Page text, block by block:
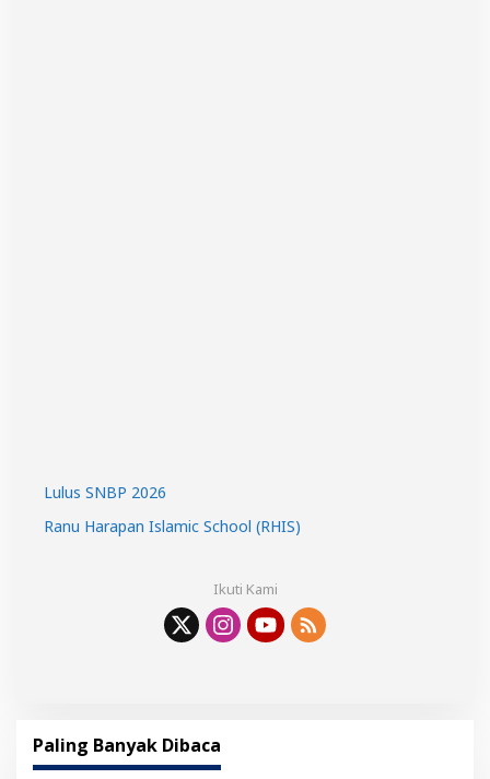
Lulus SNBP 2026
Ranu Harapan Islamic School (RHIS)
Ikuti Kami
Paling Banyak Dibaca